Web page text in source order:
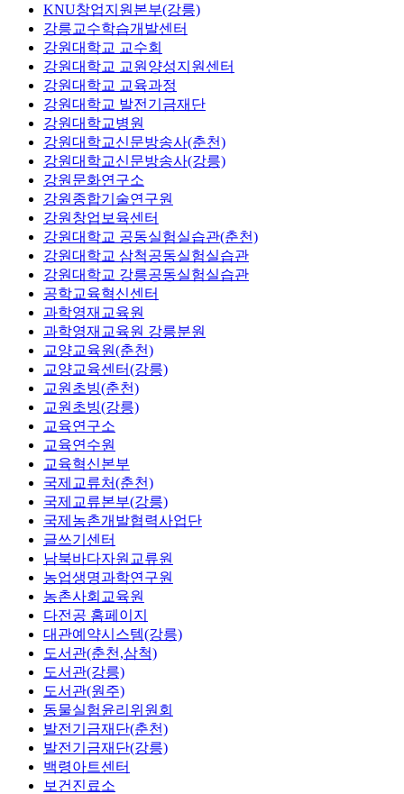
KNU창업지원본부(강릉)
강릉교수학습개발센터
강원대학교 교수회
강원대학교 교원양성지원센터
강원대학교 교육과정
강원대학교 발전기금재단
강원대학교병원
강원대학교신문방송사(춘천)
강원대학교신문방송사(강릉)
강원문화연구소
강원종합기술연구원
강원창업보육센터
강원대학교 공동실험실습관(춘천)
강원대학교 삼척공동실험실습관
강원대학교 강릉공동실험실습관
공학교육혁신센터
과학영재교육원
과학영재교육원 강릉분원
교양교육원(춘천)
교양교육센터(강릉)
교원초빙(춘천)
교원초빙(강릉)
교육연구소
교육연수원
교육혁신본부
국제교류처(춘천)
국제교류본부(강릉)
국제농촌개발협력사업단
글쓰기센터
남북바다자원교류원
농업생명과학연구원
농촌사회교육원
다전공 홈페이지
대관예약시스템(강릉)
도서관(춘천,삼척)
도서관(강릉)
도서관(원주)
동물실험윤리위원회
발전기금재단(춘천)
발전기금재단(강릉)
백령아트센터
보건진료소